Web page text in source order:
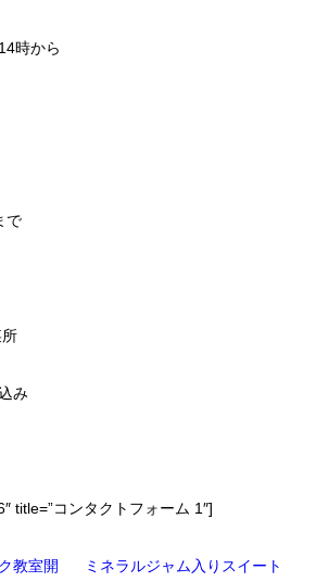
時から
で
み
title=”コンタクトフォーム 1″]
教室開
ミネラルジャム入りスイート